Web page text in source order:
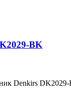
BK
Denkirs